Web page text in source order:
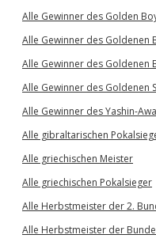
Alle Gewinner des Golden
Alle Gewinner des Goldenen
Alle Gewinner des Goldenen
Alle Gewinner des Goldenen
Alle Gewinner des Yashin-
Alle gibraltarischen
Alle griechischen Meister
Alle griechischen Pokalsieger
Alle Herbstmeister der 2.
Alle Herbstmeister der